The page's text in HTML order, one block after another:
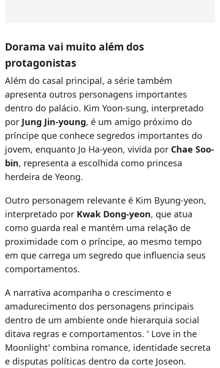
Dorama vai muito além dos
protagonistas
Além do casal principal, a série também
apresenta outros personagens importantes
dentro do palácio. Kim Yoon-sung, interpretado
por Jung Jin-young, é um amigo próximo do
príncipe que conhece segredos importantes do
jovem, enquanto Jo Ha-yeon, vivida por Chae Soo-
bin, representa a escolhida como princesa
herdeira de Yeong.
Outro personagem relevante é Kim Byung-yeon,
interpretado por Kwak Dong-yeon, que atua
como guarda real e mantém uma relação de
proximidade com o príncipe, ao mesmo tempo
em que carrega um segredo que influencia seus
comportamentos.
A narrativa acompanha o crescimento e
amadurecimento dos personagens principais
dentro de um ambiente onde hierarquia social
ditava regras e comportamentos. ' Love in the
Moonlight' combina romance, identidade secreta
e disputas políticas dentro da corte Joseon.